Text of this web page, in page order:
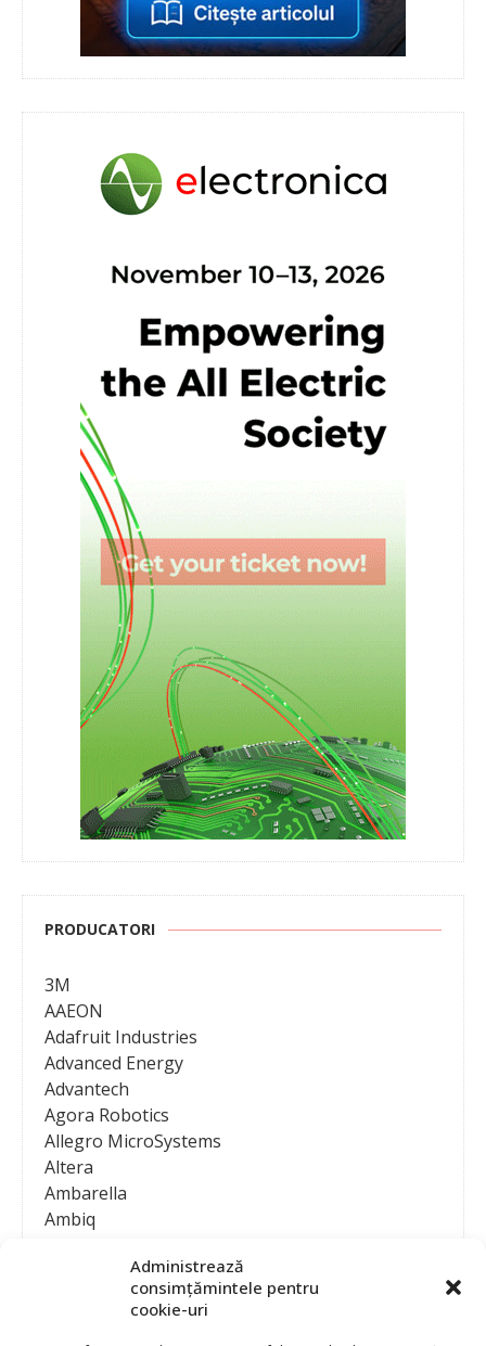
Administrează
consimțămintele pentru
cookie-uri
PRODUCATORI
3M
AAEON
Adafruit Industries
Advanced Energy
Advantech
Agora Robotics
Allegro MicroSystems
Altera
Ambarella
Ambiq
Analog Devices
Anritsu Corporation